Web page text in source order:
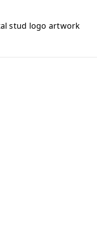
stud logo artwork